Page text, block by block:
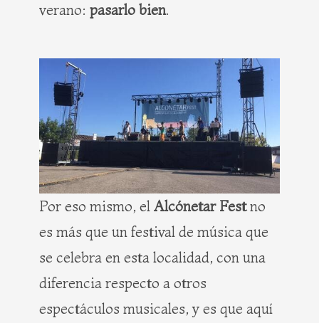
verano: pasarlo bien.
Por eso mismo, el Alcónetar Festno
es más que un festival de música que
se celebra en esta localidad, con una
diferencia respecto a otros
espectáculos musicales, y es que aquí